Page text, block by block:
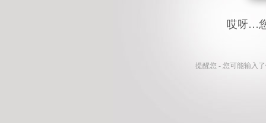
哎呀…
提醒您 - 您可能输入